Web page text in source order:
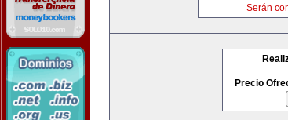
Serán
Precio